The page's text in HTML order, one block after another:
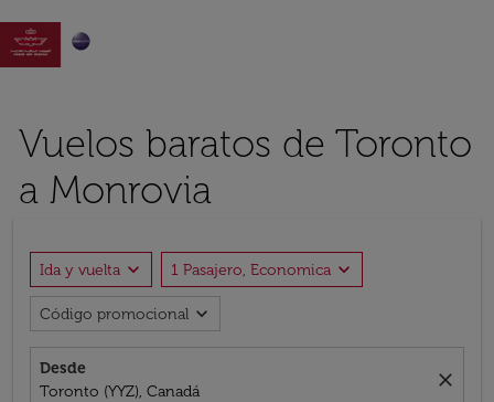

Vuelos baratos de Toronto
a Monrovia
Ida y vuelta expand_more 1 Pasajero, Economica expand_more
Código promocional expand_more
Desde
Toronto (YYZ), Canadá
close